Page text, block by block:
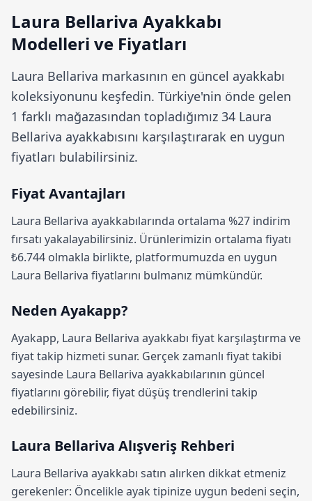
Laura Bellariva Ayakkabı
Modelleri ve Fiyatları
Laura Bellariva markasının en güncel ayakkabı
koleksiyonunu keşfedin. Türkiye'nin önde gelen
1 farklı mağazasından topladığımız 34 Laura
Bellariva ayakkabısını karşılaştırarak en uygun
fiyatları bulabilirsiniz.
Fiyat Avantajları
Laura Bellariva ayakkabılarında ortalama %27 indirim
fırsatı yakalayabilirsiniz. Ürünlerimizin ortalama fiyatı
₺6.744 olmakla birlikte, platformumuzda en uygun
Laura Bellariva fiyatlarını bulmanız mümkündür.
Neden Ayakapp?
Ayakapp, Laura Bellariva ayakkabı fiyat karşılaştırma ve
fiyat takip hizmeti sunar. Gerçek zamanlı fiyat takibi
sayesinde Laura Bellariva ayakkabılarının güncel
fiyatlarını görebilir, fiyat düşüş trendlerini takip
edebilirsiniz.
Laura Bellariva Alışveriş Rehberi
Laura Bellariva ayakkabı satın alırken dikkat etmeniz
gerekenler: Öncelikle ayak tipinize uygun bedeni seçin,